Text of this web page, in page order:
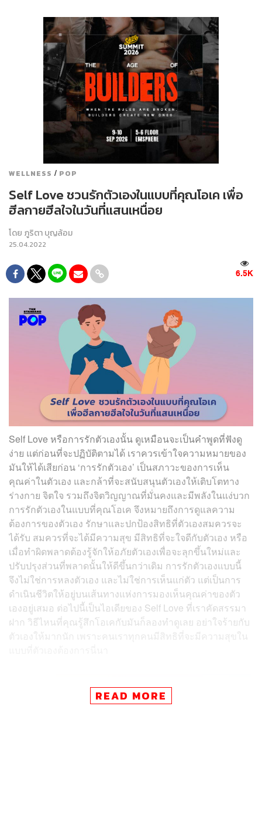
WELLNESS / POP
Self Love ชวนรักตัวเองในแบบที่คุณโอเค เพื่อ
ฮีลกายฮีลใจในวันที่แสนเหนื่อย
โดย ภูริตา บุญล้อม
25.04.2022
6.5K
Self Love หรือการรักตัวเองนั้น ดูเหมือนจะเป็นคำพูดที่ฟังดู
ง่าย แต่ก่อนที่จะปฏิบัติตามได้ เราควรเข้าใจความหมายของ
มันให้ได้เสียก่อน ‘การรักตัวเอง’ เป็นสภาวะของการเห็น
คุณค่าในตัวเอง และกล้าที่จะสนับสนุนตัวเองให้เติบโตทาง
ร่างกาย จิตใจ รวมถึงจิตวิญญาณที่มั่นคงและมีพลังในแง่บวก
การรักตัวเองในแบบที่คุณโอเค จึงหมายถึงการดูแลความ
ต้องการของตัวเอง รักษาและปกป้องสิทธิที่ตัวเองสมควรจะ
ได้รับ สมควรที่จะได้มีความสุข มีสิทธิที่จะใจดีกับตัวเอง หรือ
เมื่อทำผิดพลาดต้องรู้จักให้อภัยตัวเองเพื่อจะลุกขึ้นใหม่และ
ปรับปรุงส่วนที่พลาดนั้นให้ดีขึ้นกว่าเดิม การรักตัวเองแบบนี้
จึงไม่ใช่การหลงตัวเอง และไม่ใช่การเห็นแก่ตัว แต่เป็นการ
ดำเนินชีวิตให้อยู่บนเส้นทางแห่งการมองเห็นคุณค่าของตัว
เองอยู่เสมอ ต่อไปนี้เป็นไอเดียของ Self Love ที่เราคัดสรรมา
ฝาก วิธีไหนที่คุณรู้สึกโอเคกับมันก็ลองทำดูเลย อย่าใจร้ายกับ
ตัวเองให้มากนัก เพราะคนเราทุกคนมีสิทธิที่จะมีความสุขใน
READ MORE